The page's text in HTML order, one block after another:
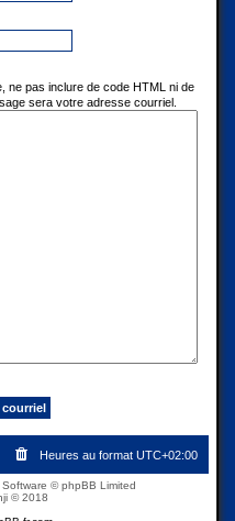
ne pas inclure de code HTML ni de
sera votre adresse courriel.
Heures au format UTC+02:00
© phpBB Limited
© 2018